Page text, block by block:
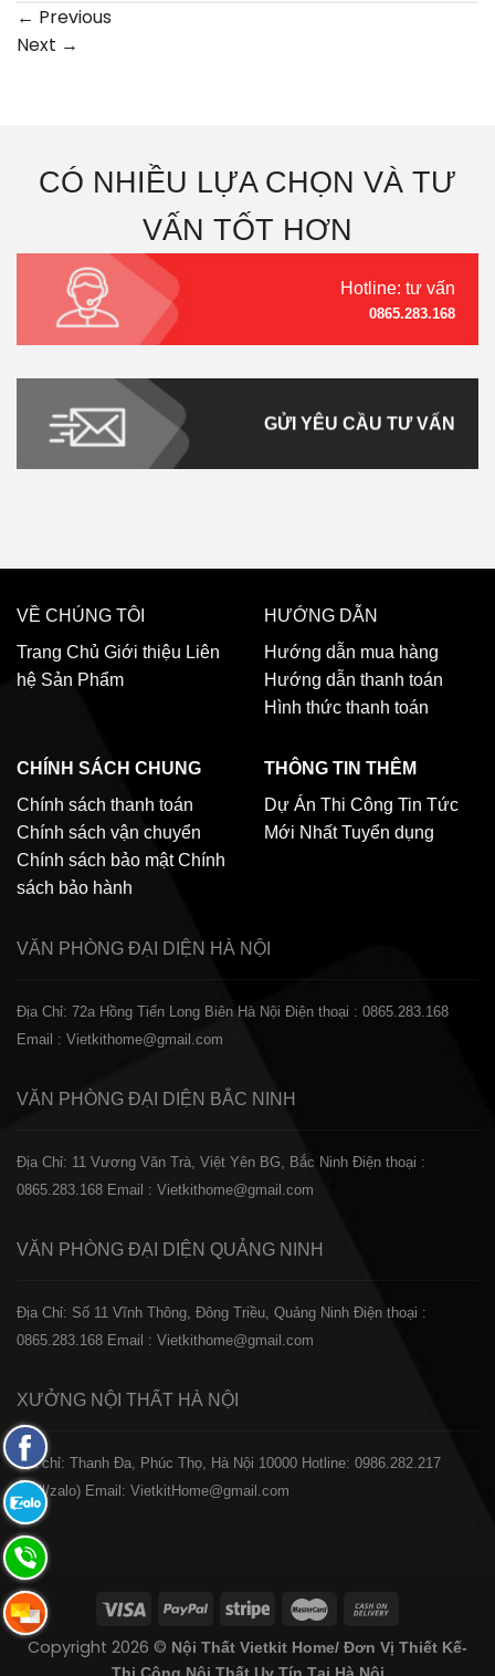
← Previous
Next →
CÓ NHIỀU LỰA CHỌN VÀ TƯ
VẤN TỐT HƠN
Hotline: tư vấn
0865.283.168
GỬI YÊU CẦU TƯ VẤN
VỀ CHÚNG TÔI
Trang Chủ Giới thiệu Liên
hệ Sản Phẩm
HƯỚNG DẪN
Hướng dẫn mua hàng
Hướng dẫn thanh toán
Hình thức thanh toán
CHÍNH SÁCH CHUNG
Chính sách thanh toán
Chính sách vận chuyển
Chính sách bảo mật Chính
sách bảo hành
THÔNG TIN THÊM
Dự Án Thi Công Tin Tức
Mới Nhất Tuyển dụng
VĂN PHÒNG ĐẠI DIỆN HÀ NỘI
Địa Chỉ: 72a Hồng Tiến Long Biên Hà Nội Điện thoại : 0865.283.168
Email : Vietkithome@gmail.com
VĂN PHÒNG ĐẠI DIỆN BẮC NINH
Địa Chỉ: 11 Vương Văn Trà, Việt Yên BG, Bắc Ninh Điện thoại :
0865.283.168 Email : Vietkithome@gmail.com
VĂN PHÒNG ĐẠI DIỆN QUẢNG NINH
Địa Chỉ: Số 11 Vĩnh Thông, Đông Triều, Quảng Ninh Điện thoại :
0865.283.168 Email : Vietkithome@gmail.com
XƯỞNG NỘI THẤT HÀ NỘI
️Địa chỉ: Thanh Đa, Phúc Thọ, Hà Nội 10000 Hotline: 0986.282.217
(Call/zalo) Email: VietkitHome@gmail.com
Copyright 2026 © Nội Thất Vietkit Home/ Đơn Vị Thiết Kế-
Fanpage
Facebook
Zalo:
0865.283.168
Hotline:
0865.283.168
Hotline:
0865.283.168